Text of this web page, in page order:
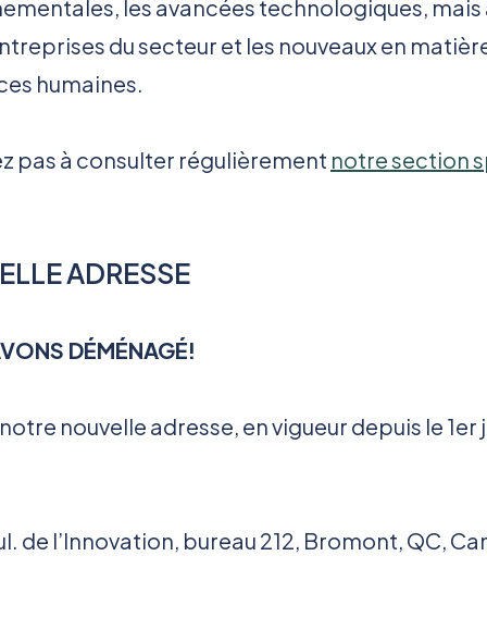
les avancées technologiques, mais
du secteur et les nouveaux en
humaines.
pas à consulter régulièrement notre section
ADRESSE
DÉMÉNAGÉ!
nouvelle adresse, en vigueur depuis le 1er
de l’Innovation, bureau 212, Bromont, QC,